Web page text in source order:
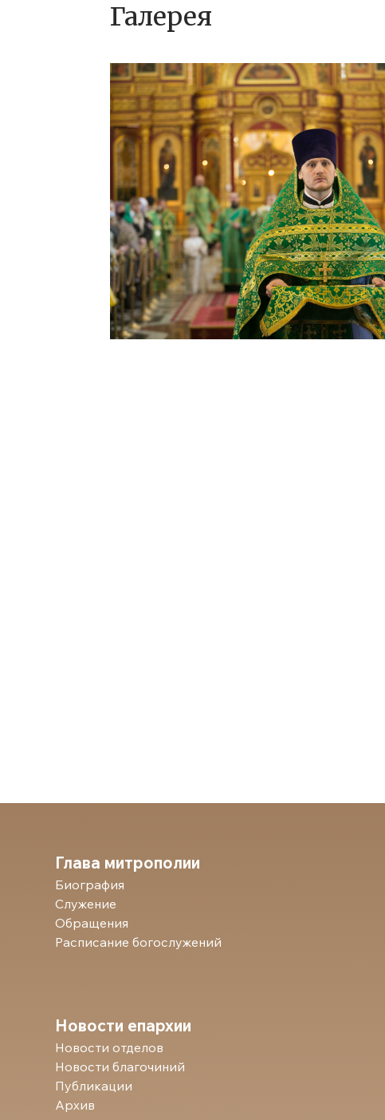
Галерея
Глава митрополии
Биография
Служение
Обращения
Расписание богослужений
Новости епархии
Новости отделов
Новости благочиний
Публикации
Архив